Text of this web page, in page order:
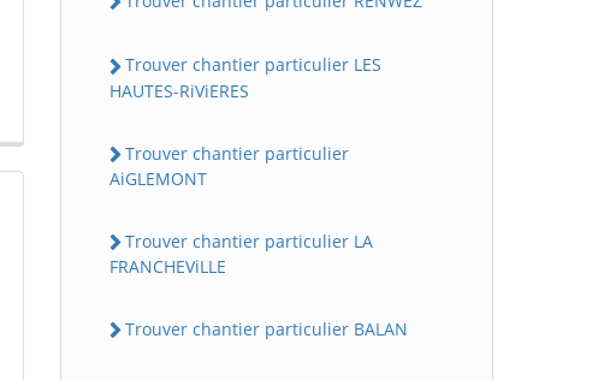
Trouver chantier particulier LES
HAUTES-RiViERES
Trouver chantier particulier
AiGLEMONT
Trouver chantier particulier LA
FRANCHEViLLE
Trouver chantier particulier BALAN